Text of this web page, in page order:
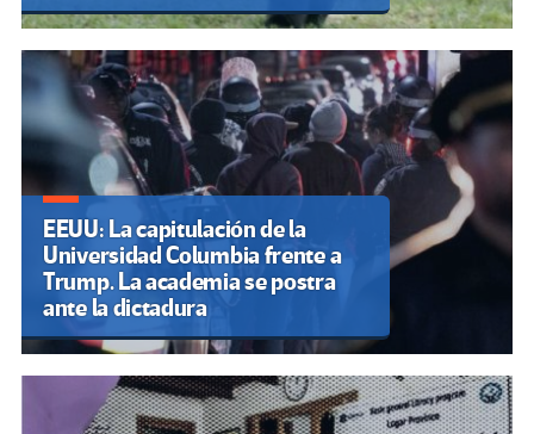
EEUU: La capitulación de la
Universidad Columbia frente a
Trump. La academia se postra
ante la dictadura